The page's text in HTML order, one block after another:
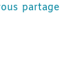
partage